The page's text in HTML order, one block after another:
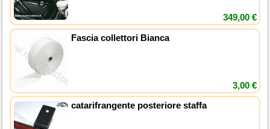
349,00 €
Fascia collettori Bianca
3,00 €
catarifrangente posteriore staffa